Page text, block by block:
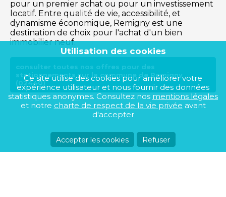
pour un premier achat ou pour un investissement
locatif. Entre qualité de vie, accessibilité, et
dynamisme économique, Remigny est une
destination de choix pour l'achat d'un bien
immobilier neuf.
consulter toutes nos offres pour des
stationnements sur la commune de Remigny
(02440)
Utilisation des cookies
Ce site utilise des cookies pour améliorer votre
expérience utilisateur et nous fournir des données
statistiques anonymes. Consultez nos mentions légales
et notre charte de respect de la vie privée avant
d'accepter
Accepter les cookies Refuser